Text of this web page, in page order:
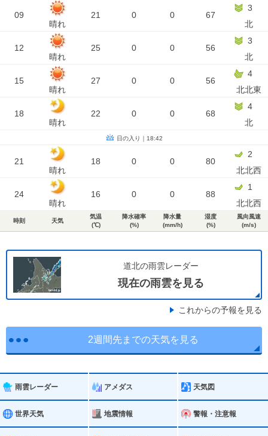
09
晴れ
21 0 0 67
3
北
12
晴れ
25 0 0 56
3
北
15
晴れ
27 0 0 56
4
北北東
18
晴れ
22 0 0 68
4
北
日の入り｜18:42
21
晴れ
18 0 0 80
2
北北西
24
晴れ
16 0 0 88
1
北北西
時刻 天気
気温
(℃)
降水確率
(%)
降水量
(mm/h)
湿度
(%)
風向風速
(m/s)
道北の雨雲レーダー
現在の雨雲を見る
これからの予報を見る
2週間先までの天気を見る
雨雲レーダー アメダス 天気図
世界天気 地震情報 警報・注意報